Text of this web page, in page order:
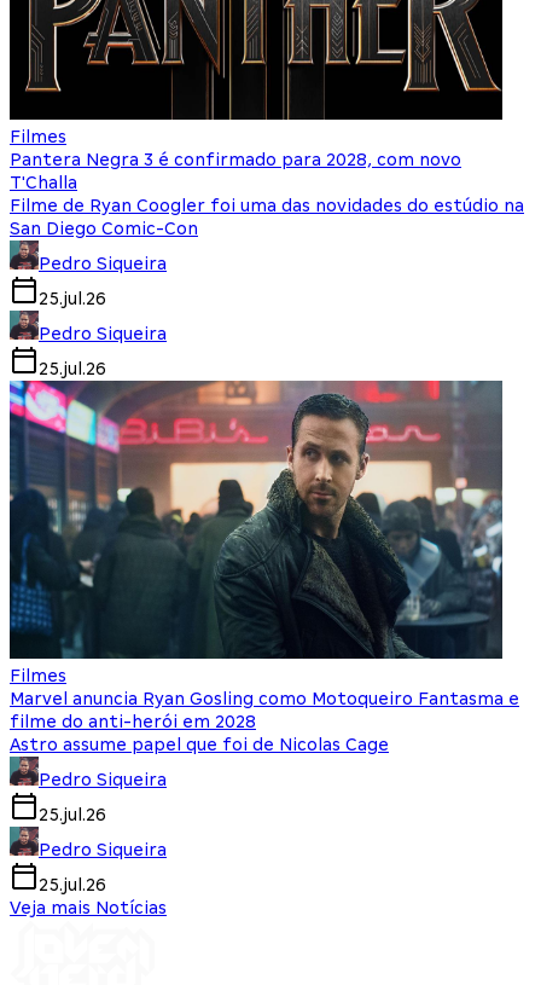
Filmes
Pantera Negra 3 é confirmado para 2028, com novo
T'Challa
Filme de Ryan Coogler foi uma das novidades do estúdio na
San Diego Comic-Con
Pedro Siqueira
25.jul.26
Pedro Siqueira
25.jul.26
Filmes
Marvel anuncia Ryan Gosling como Motoqueiro Fantasma e
filme do anti-herói em 2028
Astro assume papel que foi de Nicolas Cage
Pedro Siqueira
25.jul.26
Pedro Siqueira
25.jul.26
Veja mais Notícias